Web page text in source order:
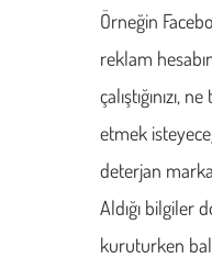
Örneğin
reklam
etmek
deterjan
Aldığı bilgiler
kuruturken